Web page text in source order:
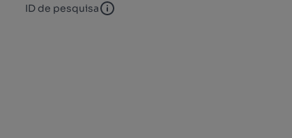
ID de pesquisa ID de pesquisa